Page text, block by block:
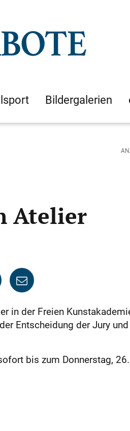
Bildergalerien
Atelier
in der Freien
Entscheidung der Jury
bis zum Donnerstag,